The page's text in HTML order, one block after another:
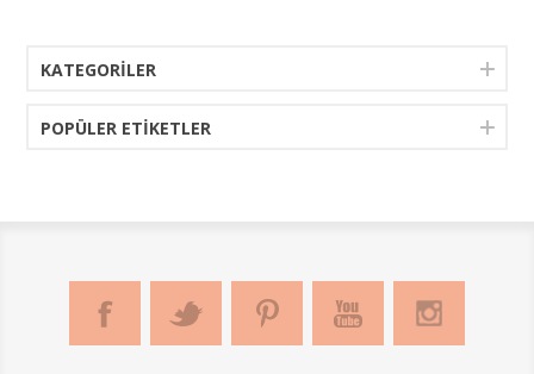
KATEGORILER
POPÜLER ETIKETLER